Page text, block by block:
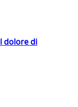
dolore di